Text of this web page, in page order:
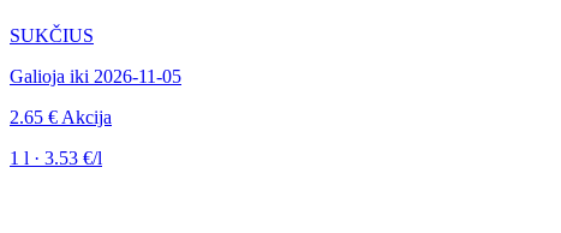
SUKČIUS
Galioja iki 2026-11-05
2.65 € Akcija
1 l · 3.53 €/l